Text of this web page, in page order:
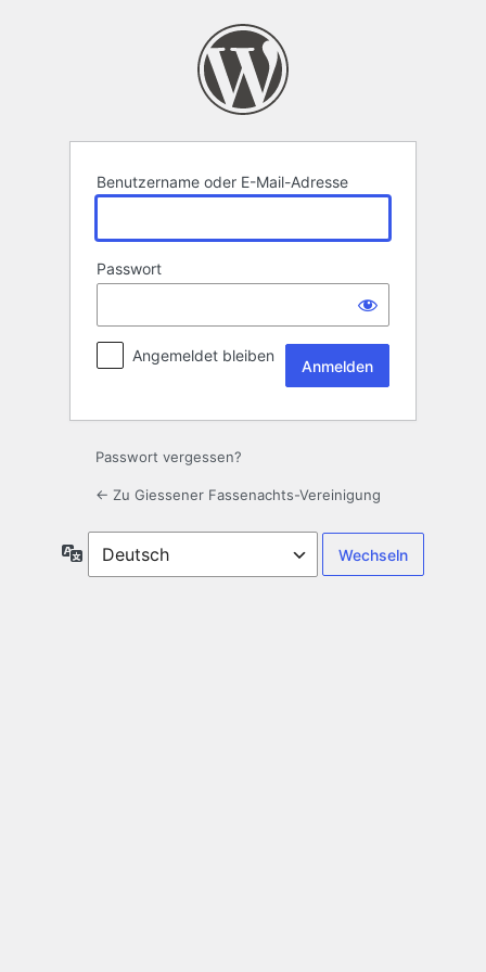
Benutzername oder E-Mail-Adresse
Passwort
Angemeldet bleiben
Passwort vergessen?
← Zu Giessener Fassenachts-Vereinigung
Sprache